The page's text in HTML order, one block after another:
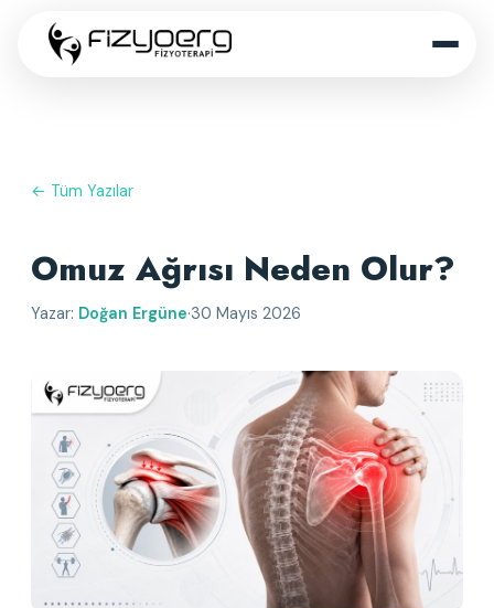
← Tüm Yazılar
Omuz Ağrısı Neden Olur?
Yazar: Doğan Ergüne·30 Mayıs 2026